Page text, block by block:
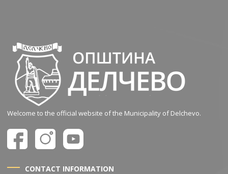
Welcome to the official website of the Municipality of Delchevo.
CONTACT INFORMATION